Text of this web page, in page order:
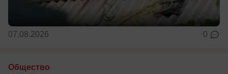
07.08.2026 0
Общество